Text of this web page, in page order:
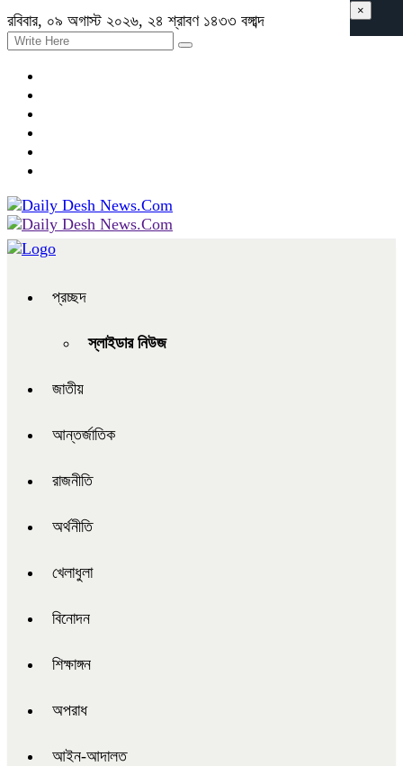
রবিবার, ০৯ অগাস্ট ২০২৬, ২৪ শ্রাবণ ১৪৩৩ বঙ্গাব্দ
প্রচ্ছদ
স্লাইডার নিউজ
জাতীয়
আন্তর্জাতিক
রাজনীতি
অর্থনীতি
খেলাধুলা
বিনোদন
শিক্ষাঙ্গন
অপরাধ
আইন-আদালত
×